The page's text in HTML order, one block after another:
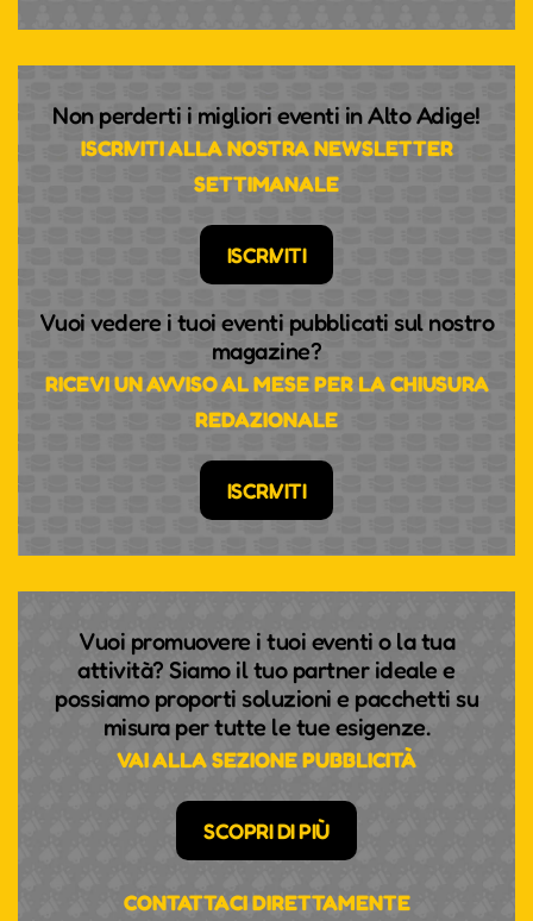
Non perderti i migliori eventi in Alto Adige!
ISCRIVITI ALLA NOSTRA NEWSLETTER
SETTIMANALE
ISCRIVITI
Vuoi vedere i tuoi eventi pubblicati sul nostro
magazine?
RICEVI UN AVVISO AL MESE PER LA CHIUSURA
REDAZIONALE
ISCRIVITI
Vuoi promuovere i tuoi eventi o la tua
attività? Siamo il tuo partner ideale e
possiamo proporti soluzioni e pacchetti su
misura per tutte le tue esigenze.
VAI ALLA SEZIONE PUBBLICITÀ
SCOPRI DI PIÙ
CONTATTACI DIRETTAMENTE